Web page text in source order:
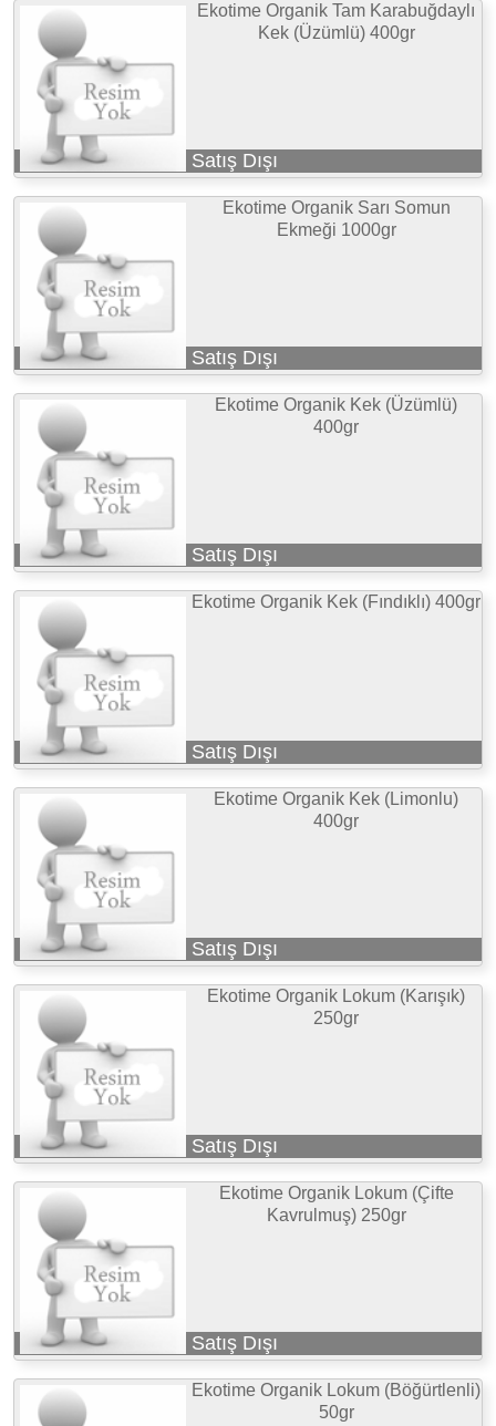
Ekotime Organik Tam Karabuğdaylı
Kek (Üzümlü) 400gr
Satış Dışı
Ekotime Organik Sarı Somun
Ekmeği 1000gr
Satış Dışı
Ekotime Organik Kek (Üzümlü)
400gr
Satış Dışı
Ekotime Organik Kek (Fındıklı) 400gr
Satış Dışı
Ekotime Organik Kek (Limonlu)
400gr
Satış Dışı
Ekotime Organik Lokum (Karışık)
250gr
Satış Dışı
Ekotime Organik Lokum (Çifte
Kavrulmuş) 250gr
Satış Dışı
Ekotime Organik Lokum (Böğürtlenli)
50gr